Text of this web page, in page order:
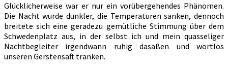
Glücklicherweise war er nur ein vorübergehendes Phänomen.
Die Nacht wurde dunkler, die Temperaturen sanken, dennoch
breitete sich eine geradezu gemütliche Stimmung über dem
Schwedenplatz aus, in der selbst ich und mein quasseliger
Nachtbegleiter irgendwann ruhig dasaßen und wortlos
unseren Gerstensaft tranken.